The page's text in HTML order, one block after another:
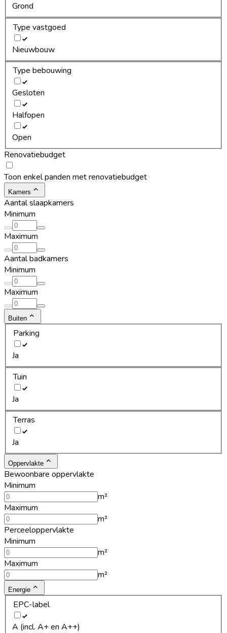
Grond
Type vastgoed
Nieuwbouw
Type bebouwing
Gesloten
Halfopen
Open
Renovatiebudget
Toon enkel panden met renovatiebudget
Kamers
Aantal slaapkamers
Minimum
Maximum
Aantal badkamers
Minimum
Maximum
Buiten
Parking
Ja
Tuin
Ja
Terras
Ja
Oppervlakte
Bewoonbare oppervlakte
Minimum
m²
Maximum
m²
Perceeloppervlakte
Minimum
m²
Maximum
m²
Energie
EPC-label
A (incl. A+ en A++)